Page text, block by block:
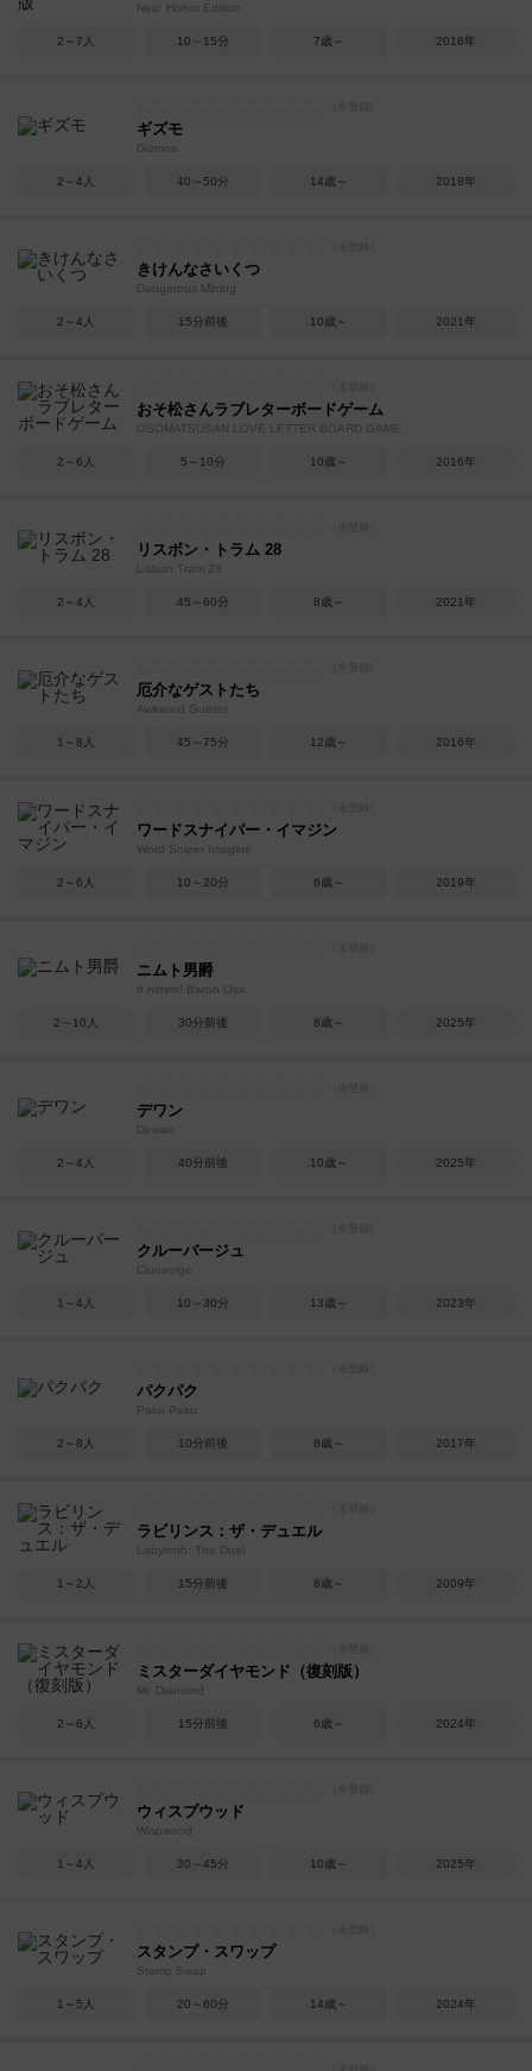
Neu: Horror Edition
2～7人 10～15分 7歳～ 2016年
ギズモ
Gizmos
2～4人 40～50分 14歳～ 2018年
きけんなさいくつ
Dangerous Mining
2～4人 15分前後 10歳～ 2021年
おそ松さんラブレターボードゲーム
OSOMATSUSAN LOVE LETTER BOARD GAME
2～6人 5～10分 10歳～ 2016年
リスボン・トラム 28
Lisbon Tram 28
2～4人 45～60分 8歳～ 2021年
厄介なゲストたち
Awkward Guests
1～8人 45～75分 12歳～ 2016年
ワードスナイパー・イマジン
Word Sniper Imagine
2～6人 10～20分 6歳～ 2019年
ニムト男爵
6 nimmt! Baron Oxx
2～10人 30分前後 8歳～ 2025年
デワン
Dewan
2～4人 40分前後 10歳～ 2025年
クルーバージュ
Clueverge
1～4人 10～30分 13歳～ 2023年
パクパク
Paku Paku
2～8人 10分前後 8歳～ 2017年
ラビリンス：ザ・デュエル
Labyrinth: The Duel
1～2人 15分前後 8歳～ 2009年
ミスターダイヤモンド（復刻版）
Mr. Diamond
2～6人 15分前後 6歳～ 2024年
ウィスプウッド
Wispwood
1～4人 30～45分 10歳～ 2025年
スタンプ・スワップ
Stamp Swap
1～5人 20～60分 14歳～ 2024年